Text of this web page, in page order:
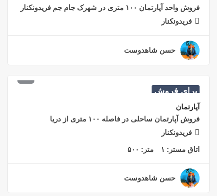
فروش واحد آپارتمان ۱۰۰ متری در شهرک جام جم فریدونکنار
فریدونکنار
حسن شاهدوست
برای فروش
آپارتمان
فروش آپارتمان ساحلی در فاصله ۱۰۰ متری از دریا
فریدونکنار
اتاق مستر: ۱ متر: ۵۰۰
حسن شاهدوست